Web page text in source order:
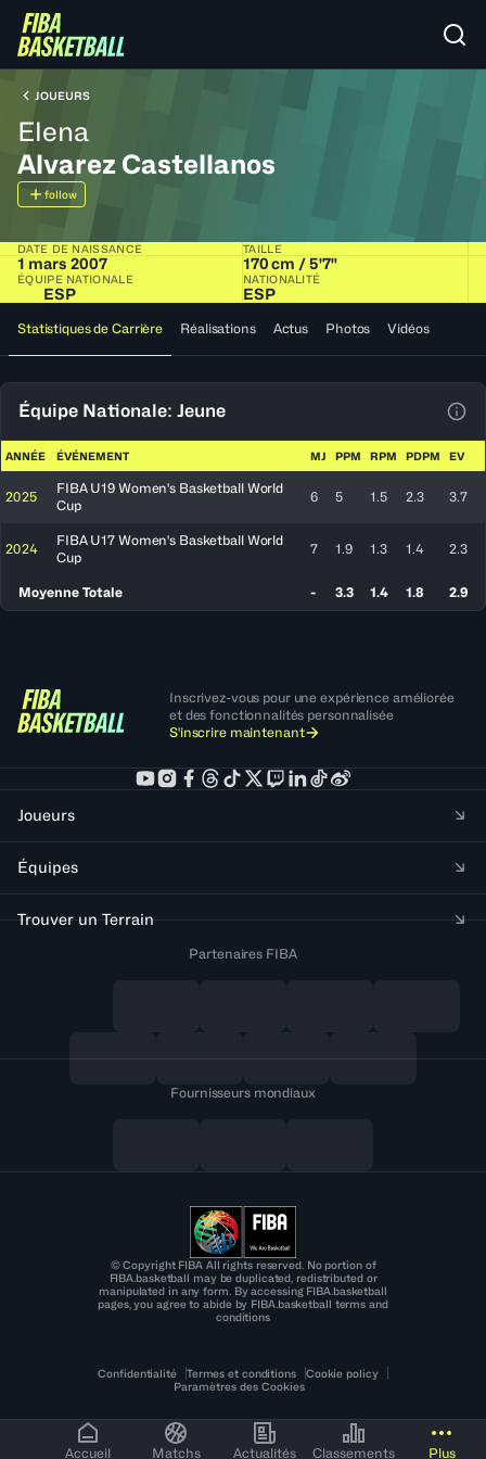
Accueil Matchs Actualités Classements Plus
JOUEURS
Elena
Alvarez Castellanos
follow
DATE DE NAISSANCE
1 mars 2007
TAILLE
170 cm / 5'7"
ÉQUIPE NATIONALE
ESP
NATIONALITÉ
ESP
Statistiques de Carrière Réalisations Actus Photos Vidéos
Équipe Nationale: Jeune
ANNÉE ÉVÉNEMENT MJ PPM RPM PDPM EV
2025
FIBA U19 Women's Basketball World
Cup
6 5 1.5 2.3 3.7
2024
FIBA U17 Women's Basketball World
Cup
7 1.9 1.3 1.4 2.3
Moyenne Totale - 3.3 1.4 1.8 2.9
Inscrivez-vous pour une expérience améliorée
et des fonctionnalités personnalisée
S'inscrire maintenant
Joueurs
Équipes
Trouver un Terrain
Partenaires FIBA
Fournisseurs mondiaux
© Copyright FIBA All rights reserved. No portion of
FIBA.basketball may be duplicated, redistributed or
manipulated in any form. By accessing FIBA.basketball
pages, you agree to abide by FIBA.basketball terms and
conditions
Confidentialité Termes et conditions
Cookie policy
Paramètres des Cookies